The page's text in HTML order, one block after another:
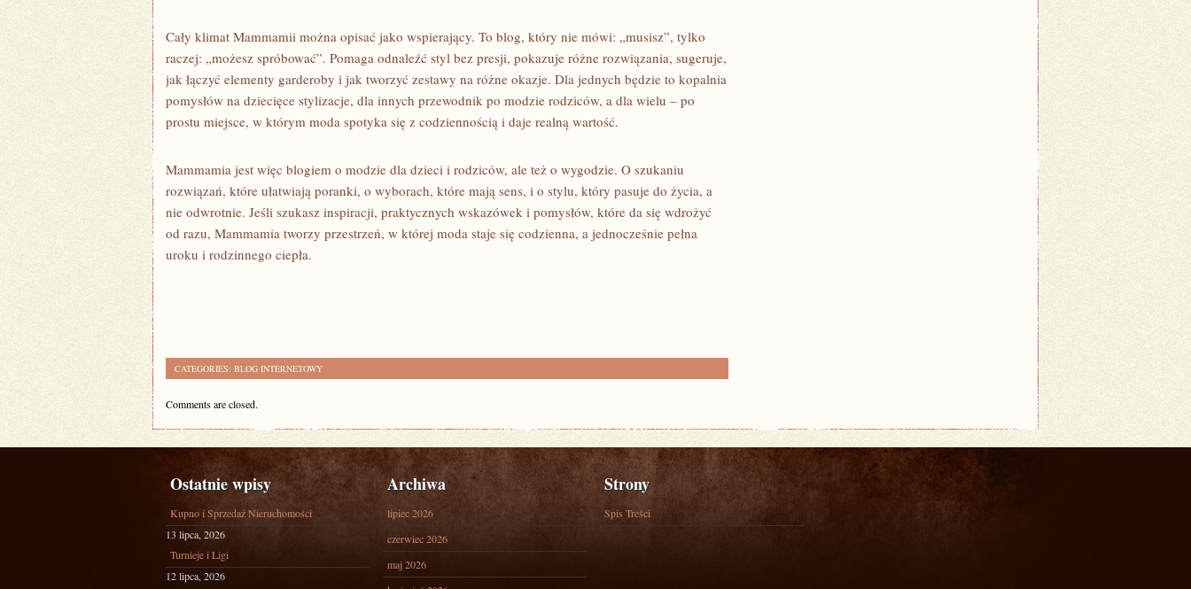
Cały klimat Mammamii można opisać jako wspierający. To blog, który nie mówi: „musisz”, tylko
raczej: „możesz spróbować”. Pomaga odnaleźć styl bez presji, pokazuje różne rozwiązania, sugeruje,
jak łączyć elementy garderoby i jak tworzyć zestawy na różne okazje. Dla jednych będzie to kopalnia
pomysłów na dziecięce stylizacje, dla innych przewodnik po modzie rodziców, a dla wielu – po
prostu miejsce, w którym moda spotyka się z codziennością i daje realną wartość.
Mammamia jest więc blogiem o modzie dla dzieci i rodziców, ale też o wygodzie. O szukaniu
rozwiązań, które ułatwiają poranki, o wyborach, które mają sens, i o stylu, który pasuje do życia, a
nie odwrotnie. Jeśli szukasz inspiracji, praktycznych wskazówek i pomysłów, które da się wdrożyć
od razu, Mammamia tworzy przestrzeń, w której moda staje się codzienna, a jednocześnie pełna
uroku i rodzinnego ciepła.
CATEGORIES: BLOG INTERNETOWY
Comments are closed.
Ostatnie wpisy
Kupno i Sprzedaż Nieruchomości
13 lipca, 2026
Turnieje i Ligi
12 lipca, 2026
Archiwa
lipiec 2026
czerwiec 2026
maj 2026
Strony
Spis Treści